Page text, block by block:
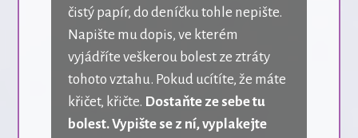
čistý papír, do deníčku tohle nepište.
Napište mu dopis, ve kterém
vyjádříte veškerou bolest ze ztráty
tohoto vztahu. Pokud ucítíte, že máte
křičet, křičte. Dostaňte ze sebe tu
bolest. Vypište se z ní, vyplakejte